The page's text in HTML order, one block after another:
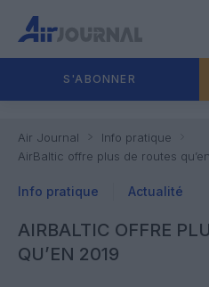
S'ABONNER
Air Journal
Info pratique
AirBaltic offre plus de routes
Info pratique Actualité
AIRBALTIC OFFRE
QU’EN 2019